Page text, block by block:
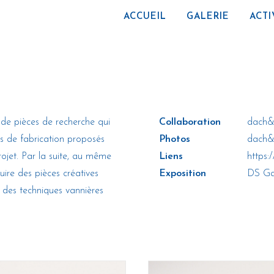
ACCUEIL GALERIE
pièces de recherche qui
de fabrication proposés
Par la suite, au même
des pièces créatives
techniques vannières
Collaboration
Photos
Liens
Exposition
DS